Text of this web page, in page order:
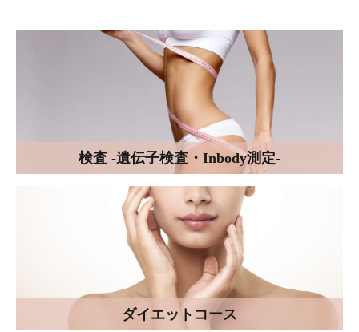
検査 -遺伝子検査・Inbody測定-
ダイエットコース